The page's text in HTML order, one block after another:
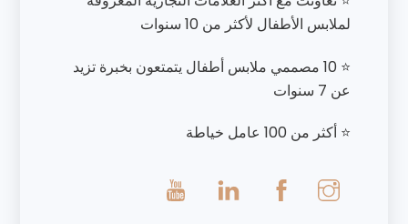
لملابس الأطفال لأكثر من 10 سنوات
⭐ 10 مصممي ملابس أطفال يتمتعون بخبرة تزيد
عن 7 سنوات
⭐ أكثر من 100 عامل خياطة